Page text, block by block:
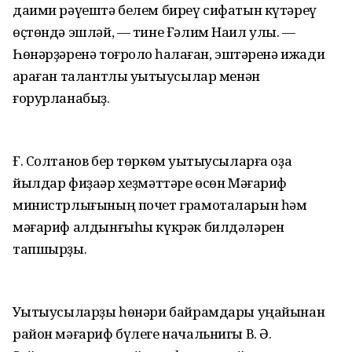
даими рәүештә белем биреү сифатын күтәреү
өҫтөндә эшләй, — тине Ғәлим Наил улы. —
Һөнәрҙәренә тоғролоҡ һаҡлаған, эштәренә ижади
ҡараған талантлы уҡытыусылар менән
ғорурланабыҙ.
Ғ. Солтанов бер төркөм уҡытыусыларға оҙаҡ
йылдар фиҙаҡәр хеҙмәттәре өсөн Мәғариф
министрлығының почет грамоталарын һәм
мәғариф алдынғыһы күкрәк билдәләрен
тапшырҙы.
Уҡытыусыларҙы һөнәри байрамдары уңайынан
район мәғариф бүлеге начальнигы В. Ә.